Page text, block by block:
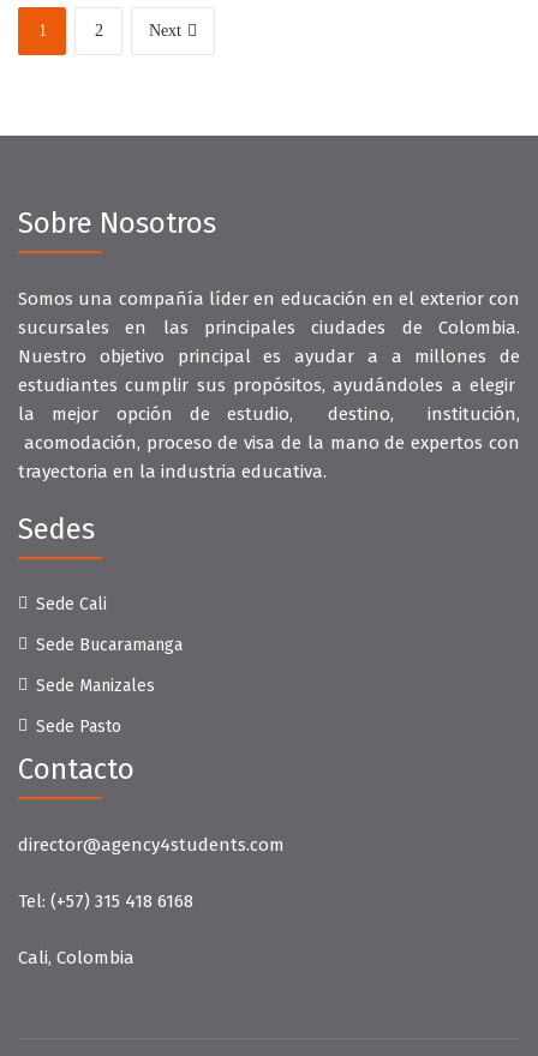
1 2 Next
Sobre Nosotros
Somos una compañía líder en educación en el exterior con
sucursales en las principales ciudades de Colombia.
Nuestro objetivo principal es ayudar a a millones de
estudiantes cumplir sus propósitos, ayudándoles a elegir
la mejor opción de estudio, destino, institución,
acomodación, proceso de visa de la mano de expertos con
trayectoria en la industria educativa.
Sedes
Sede Cali
Sede Bucaramanga
Sede Manizales
Sede Pasto
Contacto
director@agency4students.com
Tel: (+57) 315 418 6168
Cali, Colombia